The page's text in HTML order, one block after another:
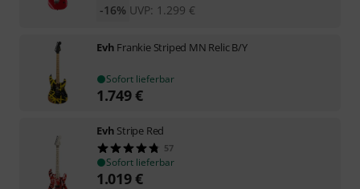
UVP: 1.299 €
-16%
Evh Frankie Striped MN Relic B/Y
Sofort lieferbar
1.749€
Evh Stripe Red
57
Sofort lieferbar
1.019€